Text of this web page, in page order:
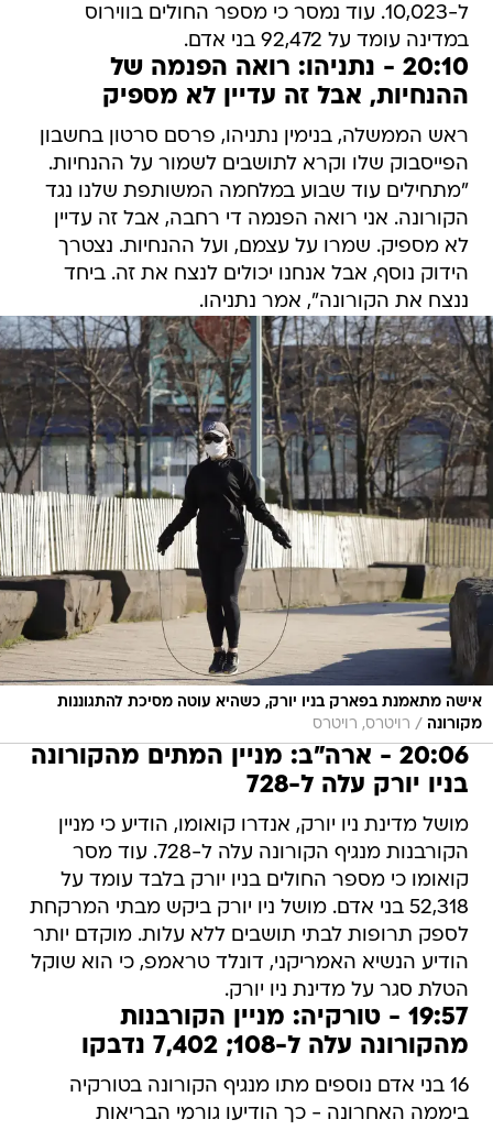
ל-10,023. עוד נמסר כי מספר החולים בווירוס
במדינה עומד על 92,472 בני אדם.
20:10 - נתניהו: רואה הפנמה של
ההנחיות, אבל זה עדיין לא מספיק
ראש הממשלה, בנימין נתניהו, פרסם סרטון בחשבון
הפייסבוק שלו וקרא לתושבים לשמור על ההנחיות.
"מתחילים עוד שבוע במלחמה המשותפת שלנו נגד
הקורונה. אני רואה הפנמה די רחבה, אבל זה עדיין
לא מספיק. שמרו על עצמם, ועל ההנחיות. נצטרך
הידוק נוסף, אבל אנחנו יכולים לנצח את זה. ביחד
ננצח את הקורונה", אמר נתניהו.
אישה מתאמנת בפארק בניו יורק, כשהיא עוטה מסיכת להתגוננות
מקורונה / רויטרס, רויטרס
20:06 - ארה"ב: מניין המתים מהקורונה
בניו יורק עלה ל-728
מושל מדינת ניו יורק, אנדרו קואומו, הודיע כי מניין
הקורבנות מנגיף הקורונה עלה ל-728. עוד מסר
קואומו כי מספר החולים בניו יורק בלבד עומד על
52,318 בני אדם. מושל ניו יורק ביקש מבתי המרקחת
לספק תרופות לבתי תושבים ללא עלות. מוקדם יותר
הודיע הנשיא האמריקני, דונלד טראמפ, כי הוא שוקל
הטלת סגר על מדינת ניו יורק.
19:57 - טורקיה: מניין הקורבנות
מהקורונה עלה ל-108; 7,402 נדבקו
16 בני אדם נוספים מתו מנגיף הקורונה בטורקיה
ביממה האחרונה - כך הודיעו גורמי הבריאות